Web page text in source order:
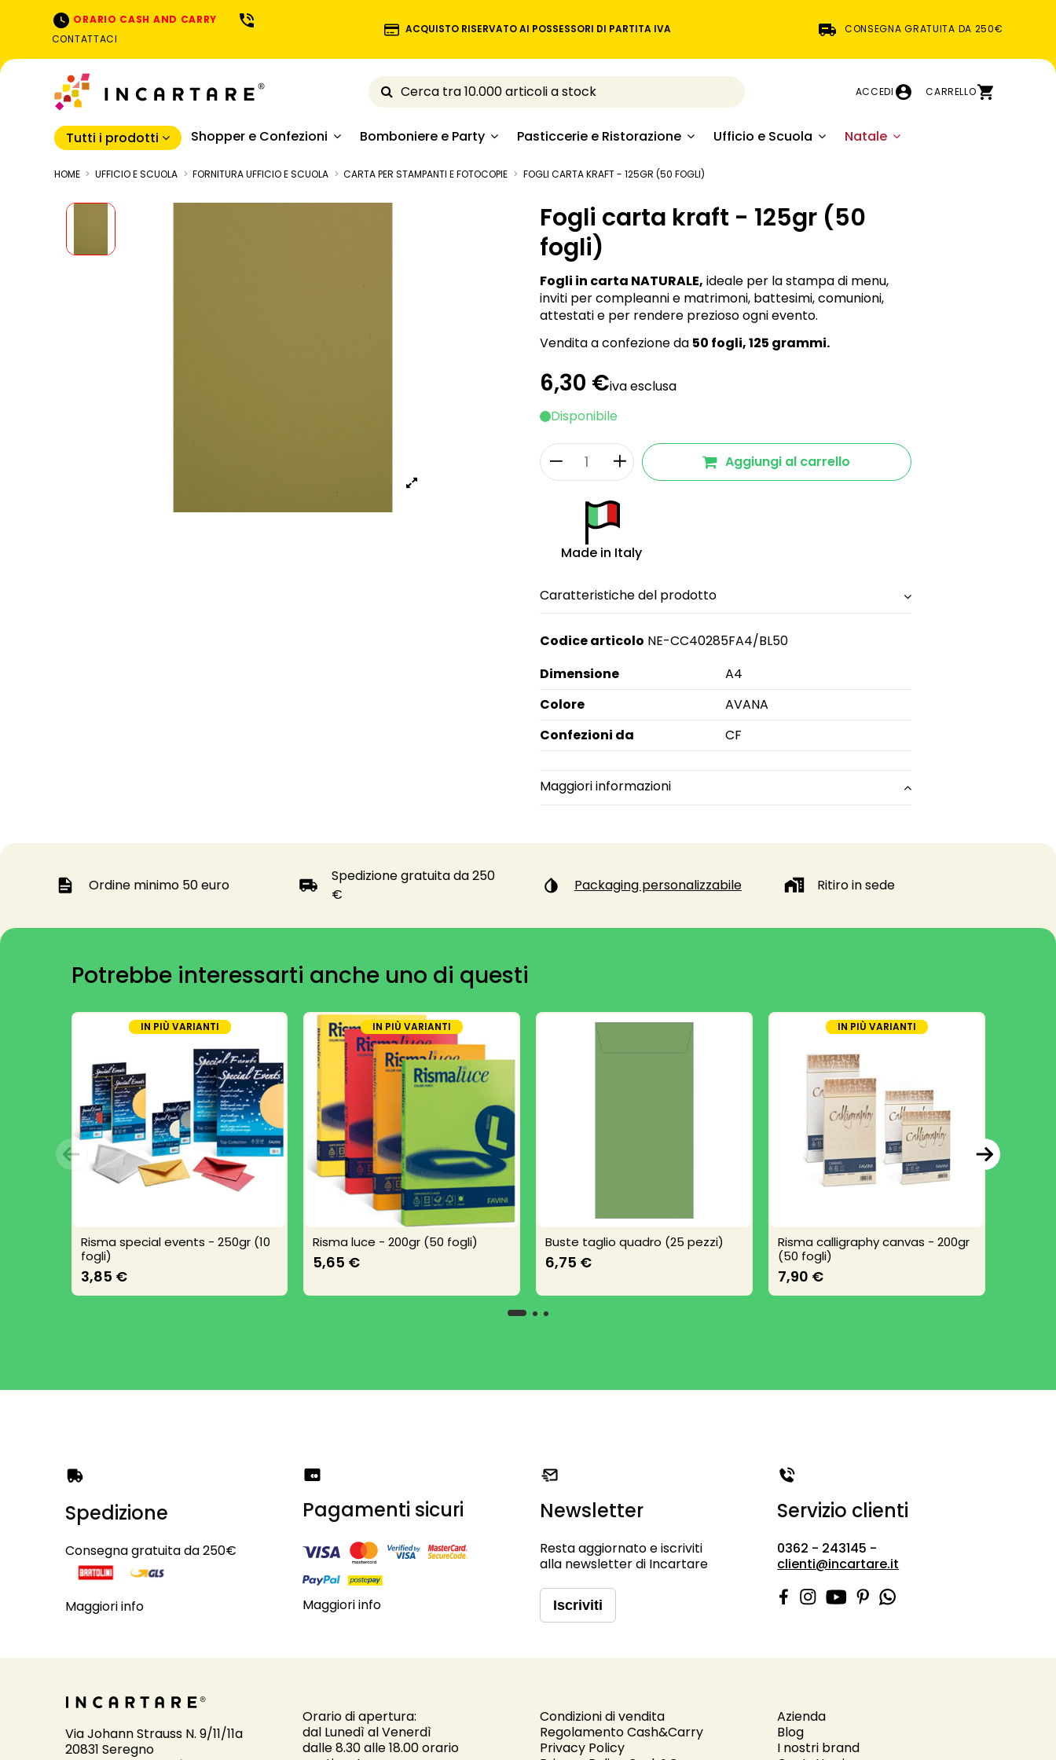
ORARIO CASH AND CARRY
CONTATTACI
ACQUISTO RISERVATO AI POSSESSORI DI PARTITA IVA CONSEGNA GRATUITA DA 250€
ACCEDI CARRELLO
Tutti i prodotti Shopper e Confezioni Bomboniere e Party Pasticcerie e Ristorazione Ufficio e Scuola Natale
HOME UFFICIO E SCUOLA FORNITURA UFFICIO E SCUOLA CARTA PER STAMPANTI E FOTOCOPIE FOGLI CARTA KRAFT - 125GR (50 FOGLI)
Fogli carta kraft - 125gr (50
fogli)
Fogli in carta NATURALE, ideale per la stampa di menu,
inviti per compleanni e matrimoni, battesimi, comunioni,
attestati e per rendere prezioso ogni evento.
Vendita a confezione da 50 fogli, 125 grammi.
6,30 €iva esclusa
Disponibile
Aggiungi al carrello
Made in Italy
Caratteristiche del prodotto
Codice articolo NE-CC40285FA4/BL50
Dimensione
A4
Colore
AVANA
Confezioni da
CF
Maggiori informazioni
Ordine minimo 50 euro
Spedizione gratuita da 250
€
Packaging personalizzabile Ritiro in sede
Potrebbe interessarti anche uno di questi
IN PIÙ VARIANTI
Risma special events - 250gr (10
fogli)
3,85 €
IN PIÙ VARIANTI
Risma luce - 200gr (50 fogli)
5,65 €
Buste taglio quadro (25 pezzi)
6,75 €
IN PIÙ VARIANTI
Risma calligraphy canvas - 200gr
(50 fogli)
7,90 €
Spedizione
Consegna gratuita da 250€
Maggiori info
Pagamenti sicuri
Maggiori info
Newsletter
Resta aggiornato e iscriviti
alla newsletter di Incartare
Iscriviti
Servizio clienti
0362 - 243145 -
clienti@incartare.it
Via Johann Strauss N. 9/11/11a
20831 Seregno
Orario di apertura:
dal Lunedì al Venerdì
dalle 8.30 alle 18.00 orario
Condizioni di vendita
Regolamento Cash&Carry
Privacy Policy
Azienda
Blog
I nostri brand